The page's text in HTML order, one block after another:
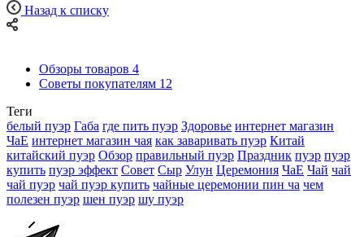
Назад к списку
Обзоры товаров 4
Советы покупателям 12
Теги
белый пуэр Габа где пить пуэр Здоровье интернет магазин
ЧаЕ интернет магазин чая как заваривать пуэр Китай
китайский пуэр Обзор правильный пуэр Праздник пуэр пуэр
купить пуэр эффект Совет Сыр Улун Церемония ЧаЕ Чай чай
чай пуэр чай пуэр купить чайные церемонии пин ча чем
полезен пуэр шен пуэр шу пуэр